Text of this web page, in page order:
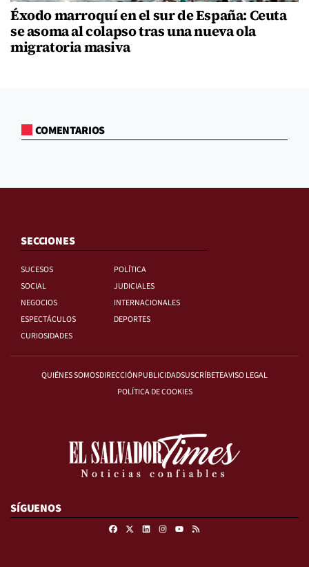
Éxodo marroquí en el sur de España: Ceuta
se asoma al colapso tras una nueva ola
migratoria masiva
COMENTARIOS
SECCIONES
SUCESOS
POLÍTICA
SOCIAL
JUDICIALES
NEGOCIOS
INTERNACIONALES
ESPECTÁCULOS
DEPORTES
CURIOSIDADES
QUIÉNES SOMOSDIRECCIÓNPUBLICIDADSUSCRÍBETEAVISO LEGAL
POLÍTICA DE COOKIES
SÍGUENOS
FacebookLinkedinInstagram